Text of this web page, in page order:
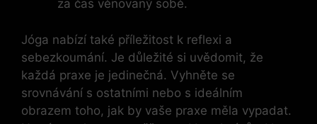
za čas věnovaný sobě.
Jóga nabízí také příležitost k reflexi a
sebezkoumání. Je důležité si uvědomit, že
každá praxe je jedinečná. Vyhněte se
srovnávání s ostatními nebo s ideálním
obrazem toho, jak by vaše praxe měla vypadat.